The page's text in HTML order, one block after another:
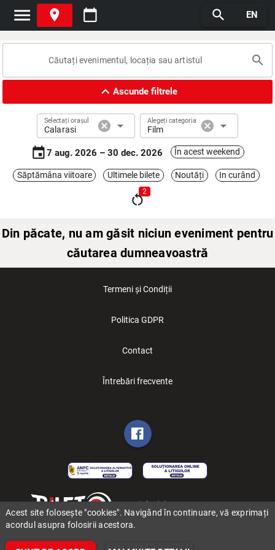
menu place calendar_today search EN
search
expand_lessAscunde filtrele
Selectați orașul
Calarasi cancel arrow_drop_down Alegeți categoria
Film cancel arrow_drop_down
event7 aug. 2026 – 30 dec. 2026 În acest weekend
Săptămâna viitoare Ultimele bilete Noutăți In curând
restart_alt
2
Din păcate, nu am găsit niciun eveniment pentru
căutarea dumneavoastră
Termeni și Condiții
Politica GDPR
Contact
Întrebări frecvente
Copyright (C) 2006-2026 BILET.ro
Acest site folosește "cookies". Navigând în continuare, vă exprimați
acordul asupra folosirii acestora.